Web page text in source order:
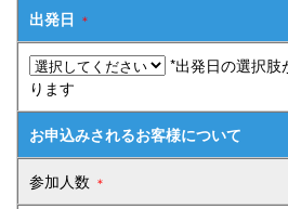
らく旅
貸切バス
高速バスツアー
ゼンタンショップ
出発日 ＊
*出発日の選択肢
ります
お申込みされるお客様について
参加人数 ＊